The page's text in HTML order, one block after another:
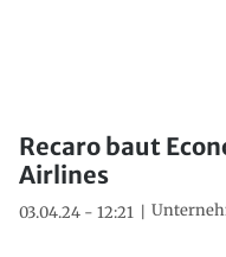
Recaro baut
Airlines
03.04.24 - 12:21